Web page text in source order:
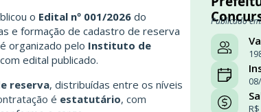
o Edital nº 001/2026 do
e formação de cadastro de reserva
organizado pelo Instituto de
edital publicado.
reserva, distribuídas entre os níveis
é estatutário, com
Publicado